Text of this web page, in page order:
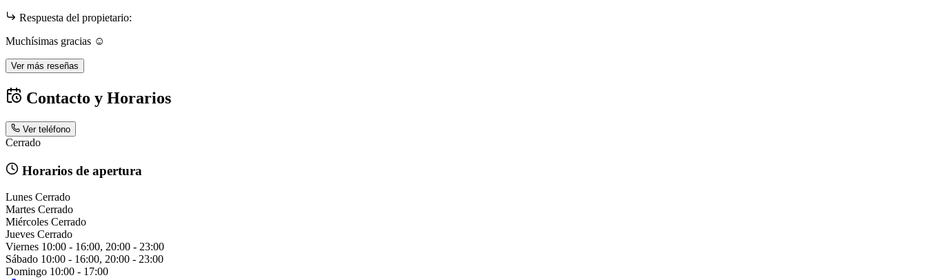
Respuesta del propietario:
Muchísimas gracias ☺️
Ver más reseñas
Contacto y Horarios
Ver teléfono
Cerrado
Horarios de apertura
Lunes Cerrado
Martes Cerrado
Miércoles Cerrado
Jueves Cerrado
Viernes 10:00 - 16:00, 20:00 - 23:00
Sábado 10:00 - 16:00, 20:00 - 23:00
Domingo 10:00 - 17:00